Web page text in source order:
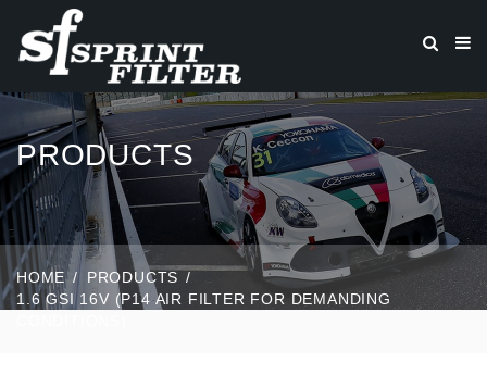
PRODUCTS
HOME
PRODUCTS
1.6 GSI 16V (P14 AIR FILTER FOR DEMANDING